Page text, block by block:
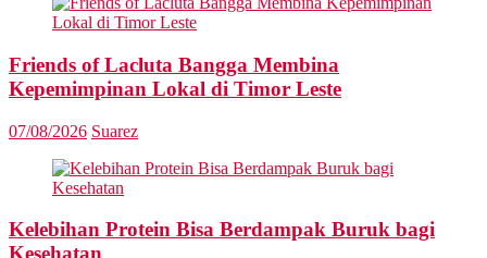
Friends of Lacluta Bangga Membina
Kepemimpinan Lokal di Timor Leste
07/08/2026 Suarez
Kelebihan Protein Bisa Berdampak Buruk bagi